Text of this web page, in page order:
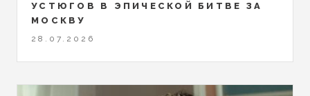
УСТЮГОВ В ЭПИЧЕСКОЙ БИТВЕ ЗА
МОСКВУ
28.07.2026